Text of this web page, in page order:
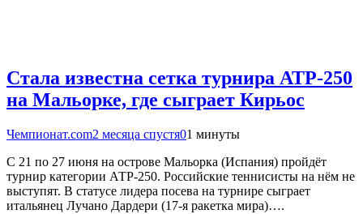
Стала известна сетка турнира ATP-250
на Мальорке, где сыграет Кирьос
Чемпионат.com2 месяца спустя01 минуты
С 21 по 27 июня на острове Мальорка (Испания) пройдёт
турнир категории АТР-250. Российские теннисисты на нём не
выступят. В статусе лидера посева на турнире сыграет
итальянец Лучано Дардери (17-я ракетка мира)….